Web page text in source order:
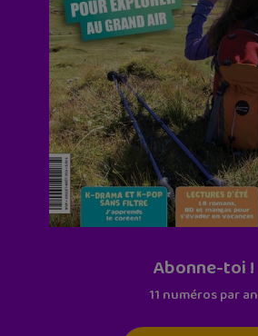
Abonne-toi !
11 numéros par an